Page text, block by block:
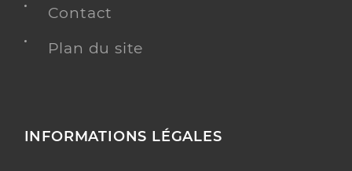
Contact
Plan du site
INFORMATIONS LÉGALES